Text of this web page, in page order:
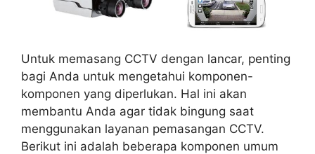
Untuk memasang CCTV dengan lancar, penting
bagi Anda untuk mengetahui komponen-
komponen yang diperlukan. Hal ini akan
membantu Anda agar tidak bingung saat
menggunakan layanan pemasangan CCTV.
Berikut ini adalah beberapa komponen umum